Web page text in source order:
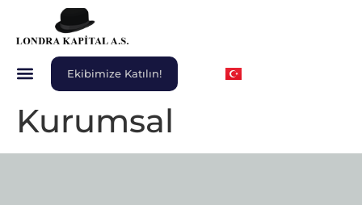
Ekibimize Katılın!
Kurumsal